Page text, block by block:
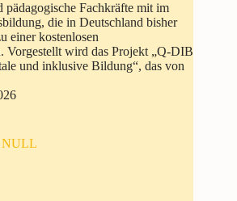
Fachkräfte mit im
die in Deutschland bisher
einer kostenlosen
Vorgestellt wird das Projekt „Q-DIB
und inklusive Bildung“, das von
NULL